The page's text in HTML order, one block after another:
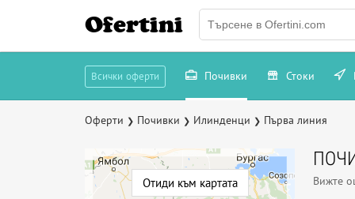
Ofertini
Всички оферти Почивки Стоки
Оферти ❯ Почивки ❯ Илинденци ❯ Първа линия
Отиди към картата Вижте